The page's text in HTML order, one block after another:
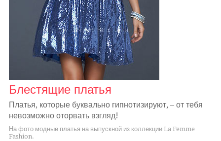
Блестящие платья
Платья, которые буквально гипнотизируют, – от тебя
невозможно оторвать взгляд!
На фото модные платья на выпускной из коллекции La Femme
Fashion.